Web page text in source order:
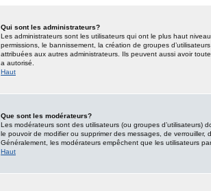
Qui sont les administrateurs?
Les administrateurs sont les utilisateurs qui ont le plus haut
permissions, le bannissement, la création de groupes
attribuées aux autres administrateurs. Ils peuvent aussi avoir
a autorisé.
Haut
Que sont les modérateurs?
Les modérateurs sont des utilisateurs (ou groupes d’utilisateurs)
le pouvoir de modifier ou supprimer des messages, de verrouiller,
Généralement, les modérateurs empêchent que les utilisateurs
Haut